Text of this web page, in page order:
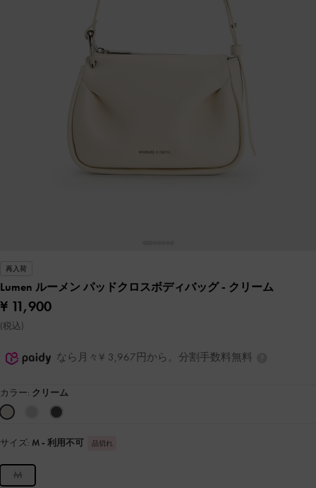
再入荷
Lumen ルーメン パッドクロスボディバッグ- クリーム
¥ 11,900
(税込)
なら月々¥ 3,967円から。分割手数料無料
カラー: クリーム
サイズ: M - 利用不可 品切れ
M